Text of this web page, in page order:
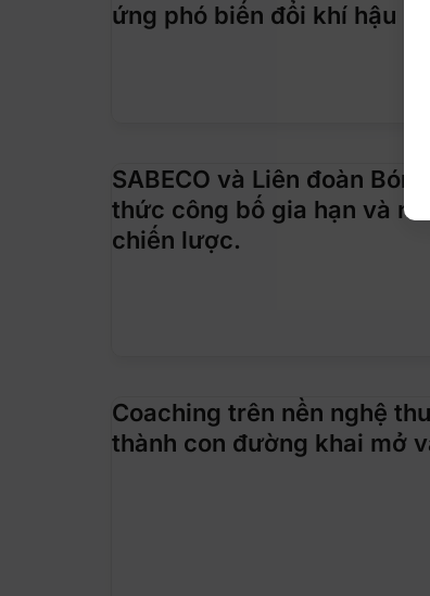
ứng phó biến đổi khí hậu
SABECO và Liên đoàn
thức công bố gia hạn và
chiến lược.
Coaching trên nền nghệ
thành con đường khai mở